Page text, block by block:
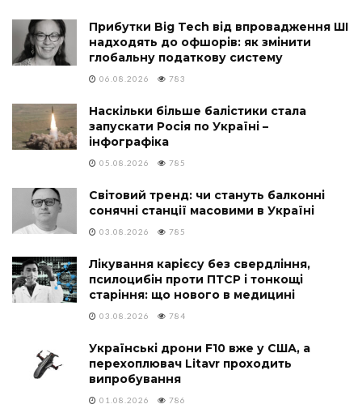
Прибутки Big Tech від впровадження ШІ
надходять до офшорів: як змінити
глобальну податкову систему
06.08.2026 783
Наскільки більше балістики стала
запускати Росія по Україні –
інфографіка
05.08.2026 785
Світовий тренд: чи стануть балконні
сонячні станції масовими в Україні
03.08.2026 785
Лікування карієсу без свердління,
псилоцибін проти ПТСР і тонкощі
старіння: що нового в медицині
03.08.2026 784
Українські дрони F10 вже у США, а
перехоплювач Litavr проходить
випробування
01.08.2026 786